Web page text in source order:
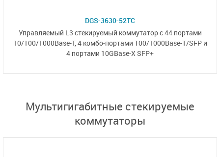
DGS-3630-52TC
Управляемый L3 стекируемый коммутатор с 44 портами
10/100/1000Base-T, 4 комбо‑портами 100/1000Base-T/SFPи
4 портами 10GBase-X SFP+
Мультигигабитные стекируемые
коммутаторы